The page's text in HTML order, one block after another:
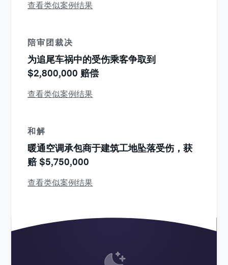
查看类似案例结果
陪审团裁决
为追尾车祸中的受伤乘客争取到
$2,800,000 赔偿
查看类似案例结果
和解
暖通空调承包商于建筑工地坠落受伤，获
赔 $5,750,000
查看类似案例结果